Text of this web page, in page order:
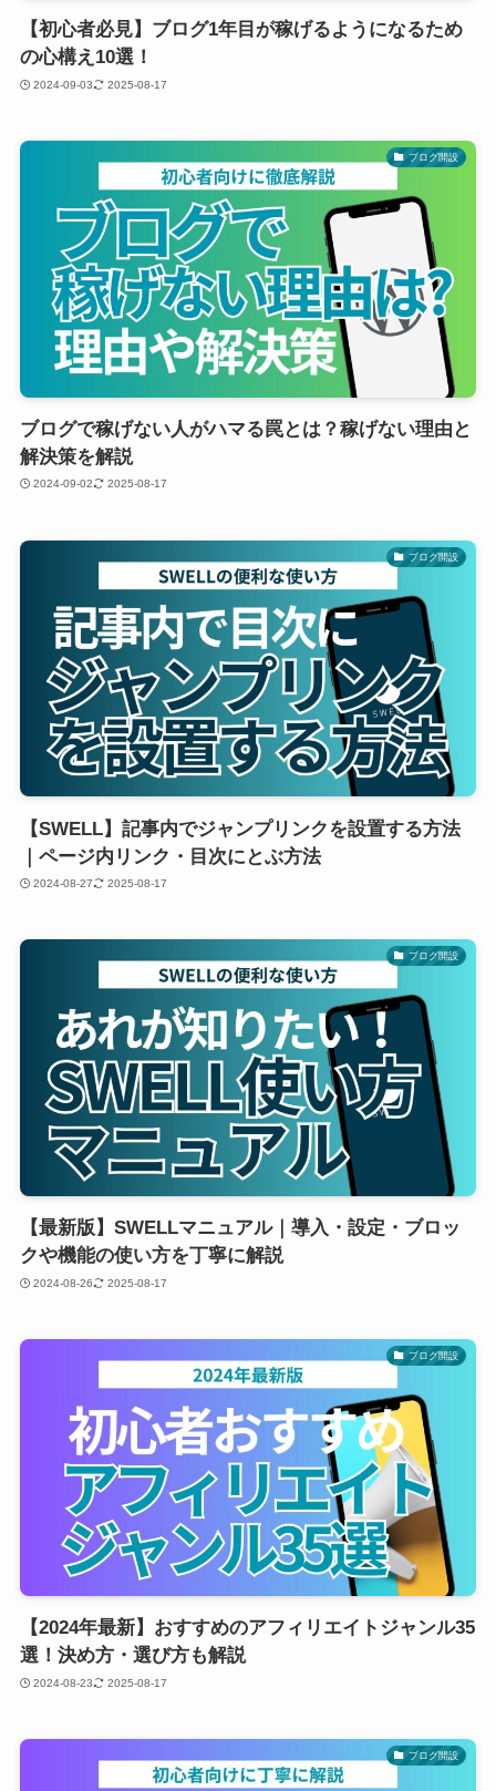
【初心者必見】ブログ1年目が稼げるようになるため
の心構え10選！
2024-09-03 2025-08-17
ブログ開設
ブログで稼げない人がハマる罠とは？稼げない理由と
解決策を解説
2024-09-02 2025-08-17
ブログ開設
【SWELL】記事内でジャンプリンクを設置する方法
｜ページ内リンク・目次にとぶ方法
2024-08-27 2025-08-17
ブログ開設
【最新版】SWELLマニュアル｜導入・設定・ブロッ
クや機能の使い方を丁寧に解説
2024-08-26 2025-08-17
ブログ開設
【2024年最新】おすすめのアフィリエイトジャンル35
選！決め方・選び方も解説
2024-08-23 2025-08-17
ブログ開設